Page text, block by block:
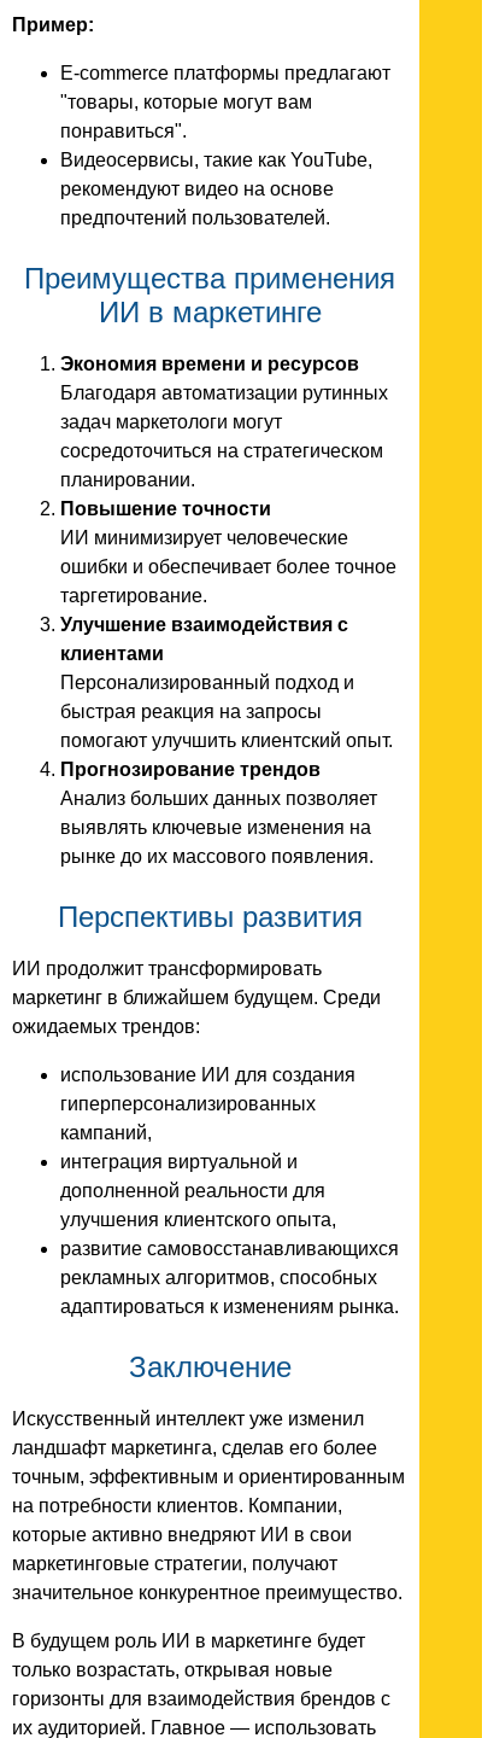
Пример:
E-commerce платформы предлагают
"товары, которые могут вам
понравиться".
Видеосервисы, такие как YouTube,
рекомендуют видео на основе
предпочтений пользователей.
Преимущества применения
ИИ в маркетинге
Экономия времени и ресурсов
Благодаря автоматизации рутинных
задач маркетологи могут
сосредоточиться на стратегическом
планировании.
Повышение точности
ИИ минимизирует человеческие
ошибки и обеспечивает более точное
таргетирование.
Улучшение взаимодействия с
клиентами
Персонализированный подход и
быстрая реакция на запросы
помогают улучшить клиентский опыт.
Прогнозирование трендов
Анализ больших данных позволяет
выявлять ключевые изменения на
рынке до их массового появления.
Перспективы развития
ИИ продолжит трансформировать
маркетинг в ближайшем будущем. Среди
ожидаемых трендов:
использование ИИ для создания
гиперперсонализированных
кампаний,
интеграция виртуальной и
дополненной реальности для
улучшения клиентского опыта,
развитие самовосстанавливающихся
рекламных алгоритмов, способных
адаптироваться к изменениям рынка.
Заключение
Искусственный интеллект уже изменил
ландшафт маркетинга, сделав его более
точным, эффективным и ориентированным
на потребности клиентов. Компании,
которые активно внедряют ИИ в свои
маркетинговые стратегии, получают
значительное конкурентное преимущество.
В будущем роль ИИ в маркетинге будет
только возрастать, открывая новые
горизонты для взаимодействия брендов с
их аудиторией. Главное — использовать